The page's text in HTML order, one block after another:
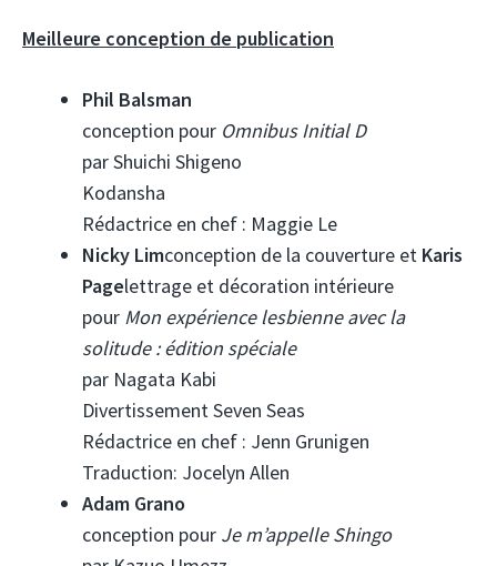
Meilleure conception de publication
Phil Balsman
conception pour Omnibus Initial D
par Shuichi Shigeno
Kodansha
Rédactrice en chef : Maggie Le
Nicky Limconception de la couverture et Karis
Pagelettrage et décoration intérieure
pour Mon expérience lesbienne avec la
solitude : édition spéciale
par Nagata Kabi
Divertissement Seven Seas
Rédactrice en chef : Jenn Grunigen
Traduction: Jocelyn Allen
Adam Grano
conception pour Je m’appelle Shingo